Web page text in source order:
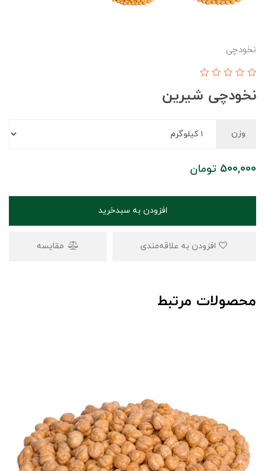
نخودچی
نخودچی شیرین
وزن
500,000 تومان
افزودن به سبدخرید
مقایسه
محصولات مرتبط